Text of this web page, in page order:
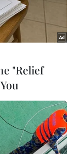
với kế hoạch
sản lượng.
làm việc của
bị tàn phá
sóng thần
nguồn cung
gian các nhà
"Relief